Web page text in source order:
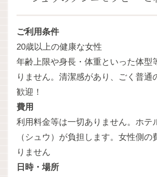
ご利用条件
20歳以上の健康な女性
年齢上限や身長・体重といった体型
りません。清潔感があり、ごく普通
歓迎！
費用
利用料金等は一切ありません。ホテ
（シュウ）が負担します。女性側の
りません
日時・場所